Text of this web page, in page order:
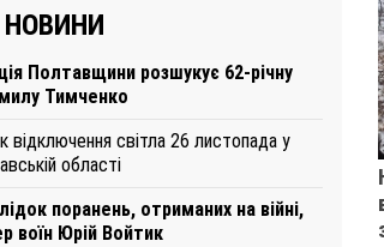
НОВИНИ
Полтавщини розшукує 62-річну
Тимченко
відключення світла 26 листопада у
області
поранень, отриманих на війні,
воїн Юрій Войтик